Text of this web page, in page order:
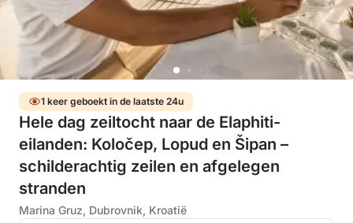
1 keer geboekt in de laatste 24u
Hele dag zeiltocht naar de Elaphiti-
eilanden: Koločep, Lopud en Šipan –
schilderachtig zeilen en afgelegen
stranden
Marina Gruz, Dubrovnik, Kroatië